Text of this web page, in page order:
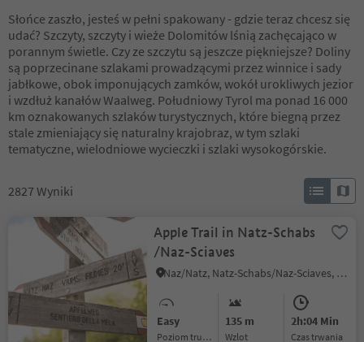
Słońce zaszło, jesteś w pełni spakowany - gdzie teraz chcesz się
udać? Szczyty, szczyty i wieże Dolomitów lśnią zachęcająco w
porannym świetle. Czy ze szczytu są jeszcze piękniejsze? Doliny
są poprzecinane szlakami prowadzącymi przez winnice i sady
jabłkowe, obok imponujących zamków, wokół urokliwych jezior
i wzdłuż kanałów Waalweg. Południowy Tyrol ma ponad 16 000
km oznakowanych szlaków turystycznych, które biegną przez
stale zmieniający się naturalny krajobraz, w tym szlaki
tematyczne, wielodniowe wycieczki i szlaki wysokogórskie.
2827 Wyniki
Apple Trail in Natz-Schabs
/Naz-Sciaves
Naz/Natz, Natz-Schabs/Naz-Sciaves, Brixen/Bressanone and environs
Easy
Poziom trudności
135 m
Wzlot
2h:04 Min
czas trwania